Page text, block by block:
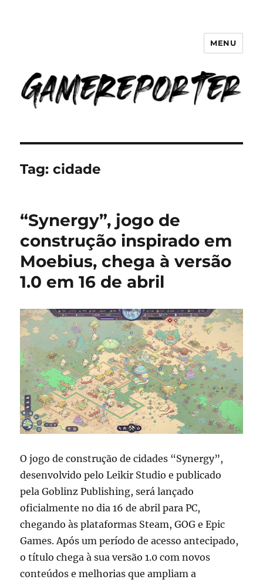
GameReporter | Cultura Gamer
MENU
Tag:cidade
“Synergy”, jogo de
construção inspirado em
Moebius, chega à versão
1.0 em 16 de abril
O jogo de construção de cidades “Synergy”,
desenvolvido pelo Leikir Studio e publicado
pela Goblinz Publishing, será lançado
oficialmente no dia 16 de abril para PC,
chegando às plataformas Steam, GOG e Epic
Games. Após um período de acesso antecipado,
o título chega à sua versão 1.0 com novos
conteúdos e melhorias que ampliam a